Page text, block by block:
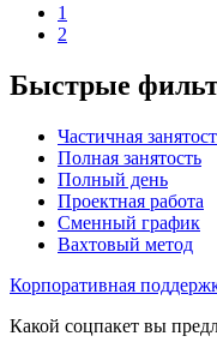
1
2
Быстрые
Частичная
Полная занятость
Полный день
Проектная работа
Сменный график
Вахтовый метод
Корпоративная
Какой соцпакет вы